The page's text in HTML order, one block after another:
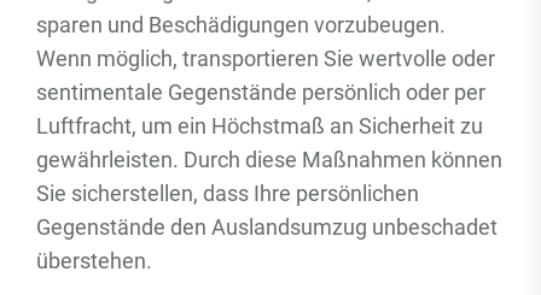
sparen und Beschädigungen vorzubeugen.
Wenn möglich, transportieren Sie wertvolle oder
sentimentale Gegenstände persönlich oder per
Luftfracht, um ein Höchstmaß an Sicherheit zu
gewährleisten. Durch diese Maßnahmen können
Sie sicherstellen, dass Ihre persönlichen
Gegenstände den Auslandsumzug unbeschadet
überstehen.